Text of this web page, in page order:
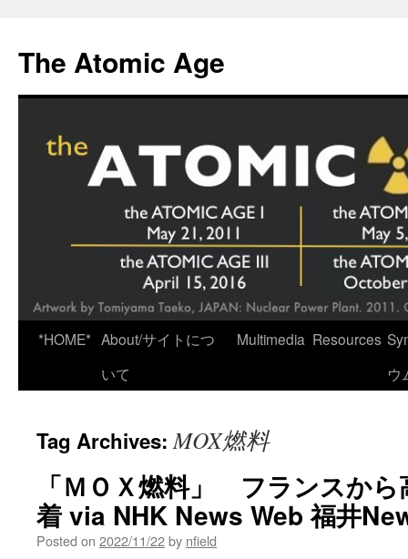
content
The Atomic Age
*HOME* About/サイトにつ
いて
Multimedia Resources
ウ
Tag Archives:MOX燃料
「ＭＯＸ燃料」 フランスから
着 via NHK News Web 福井
Posted on 2022/11/22by nfield